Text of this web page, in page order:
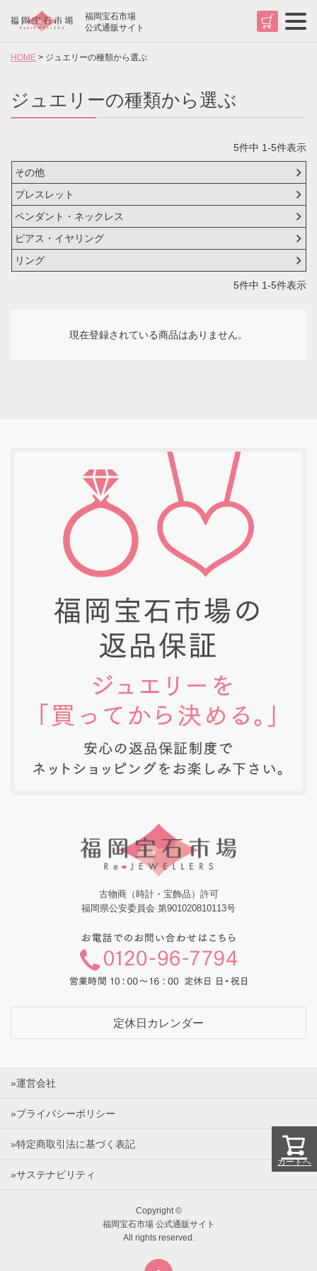
福岡宝石市場
公式通販サイト
HOME ジュエリーの種類から選ぶ
ジュエリーの種類から選ぶ
5件中 1-5件表示
その他
ブレスレット
ペンダント・ネックレス
ピアス・イヤリング
リング
5件中 1-5件表示
現在登録されている商品はありません。
カートへ
古物商（時計・宝飾品）許可
福岡県公安委員会 第901020810113号
定休日カレンダー
»運営会社
»プライバシーポリシー
»特定商取引法に基づく表記
»サステナビリティ
Copyright ©
福岡宝石市場 公式通販サイト
All rights reserved.
t
a
t
i
o
n